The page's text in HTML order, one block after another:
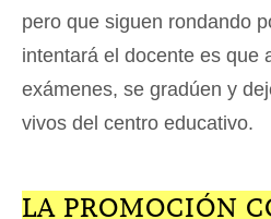
pero que siguen rondando
intentará el docente es que
exámenes, se gradúen y
vivos del centro educativo.
LA PROMOCIÓN